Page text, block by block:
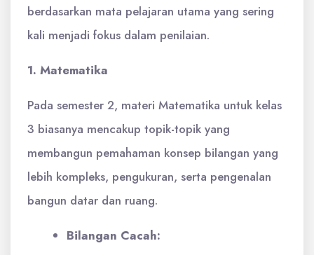
berdasarkan mata pelajaran utama yang sering
kali menjadi fokus dalam penilaian.
1. Matematika
Pada semester 2, materi Matematika untuk kelas
3 biasanya mencakup topik-topik yang
membangun pemahaman konsep bilangan yang
lebih kompleks, pengukuran, serta pengenalan
bangun datar dan ruang.
Bilangan Cacah: